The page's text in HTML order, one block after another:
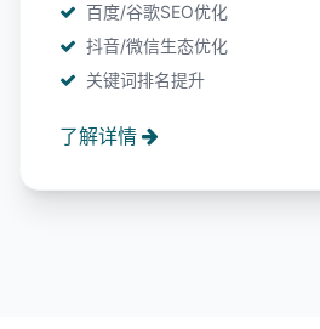
百度/谷歌SEO优化
抖音/微信生态优化
关键词排名提升
了解详情